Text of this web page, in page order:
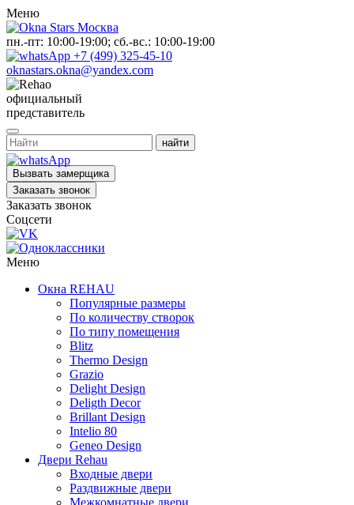
Меню
пн.-пт: 10:00-19:00; сб.-вс.: 10:00-19:00
+7 (499) 325-45-10
oknastars.okna@yandex.com
официальный
представитель
Вызвать замерщика
Заказать звонок
Заказать звонок
Соцсети
Меню
Окна REHAU
Популярные размеры
По количеству створок
По типу помещения
Blitz
Thermo Design
Grazio
Delight Design
Deligth Decor
Brillant Design
Intelio 80
Geneo Design
Двери Rehau
Входные двери
Раздвижные двери
Межкомнатные двери